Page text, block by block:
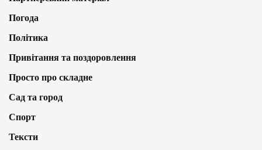
Погода
Політика
Привітання та поздоровлення
Просто про складне
Сад та город
Спорт
Тексти